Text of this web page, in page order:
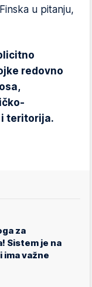
u pitanju,
redovno
teritorija.
za
Sistem je na
ima važne